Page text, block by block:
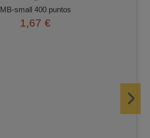
MB-small 400 puntos
1,67 €